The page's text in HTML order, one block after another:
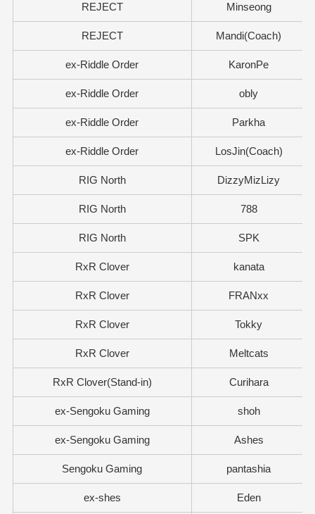
REJECT Minseong
REJECT Mandi(Coach)
ex-Riddle Order KaronPe
ex-Riddle Order obly
ex-Riddle Order Parkha
ex-Riddle Order LosJin(Coach)
RIG North DizzyMizLizy
RIG North 788
RIG North SPK
RxR Clover kanata
RxR Clover FRANxx
RxR Clover Tokky
RxR Clover Meltcats
RxR Clover(Stand-in) Curihara
ex-Sengoku Gaming shoh
ex-Sengoku Gaming Ashes
Sengoku Gaming pantashia
ex-shes Eden